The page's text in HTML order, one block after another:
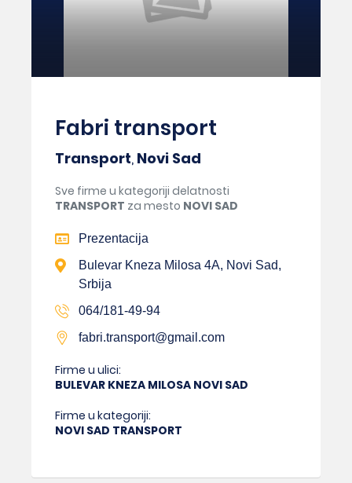
Fabri transport
Transport, Novi Sad
Sve firme u kategoriji delatnosti
TRANSPORT za mesto NOVI SAD
Prezentacija
Bulevar Kneza Milosa 4A, Novi Sad,
Srbija
064/181-49-94
fabri.transport@gmail.com
Firme u ulici:
BULEVAR KNEZA MILOSA NOVI SAD
Firme u kategoriji:
NOVI SAD TRANSPORT